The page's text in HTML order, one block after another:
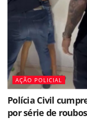
AÇÃO POLICIAL
Polícia Civil
por série de